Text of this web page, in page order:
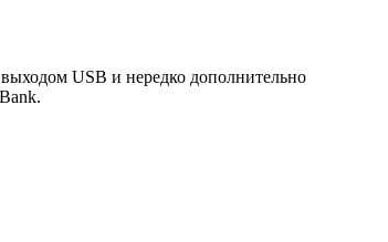
USB и нередко дополнительно